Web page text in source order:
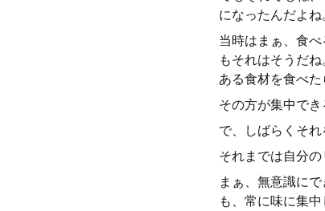
になったんだよ
当時はまぁ、食
もそれはそうだ
ある食材を食べた
その方が集中でき
で、しばらくそ
それまでは自分
まぁ、無意識に
も、常に味に集